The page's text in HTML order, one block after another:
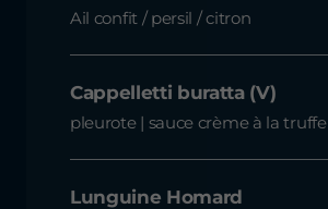
Ail confit / persil / citron
Cappelletti buratta (V)
pleurote | sauce crème à la truffe
Lunguine Homard